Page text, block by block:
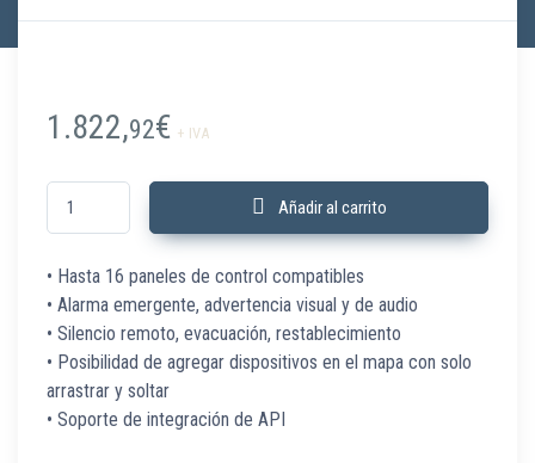
1.822,92€ + IVA
MOSAIC-2016 Software gráfico hasta 16 paneles cantidad
Añadir al carrito
• Hasta 16 paneles de control compatibles
• Alarma emergente, advertencia visual y de audio
• Silencio remoto, evacuación, restablecimiento
• Posibilidad de agregar dispositivos en el mapa con solo
arrastrar y soltar
• Soporte de integración de API